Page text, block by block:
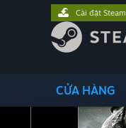
CỬA HÀNG
Cài đặt Steam